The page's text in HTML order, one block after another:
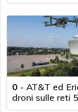
0 - AT&T ed
droni sulle reti